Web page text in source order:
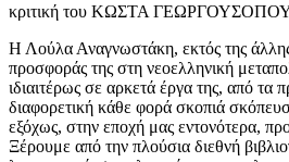
κριτική του ΚΩΣΤΑ
Η Λούλα Αναγνωστάκη, εκτός της
προσφοράς της στη νεοελληνική
ιδιαιτέρως σε αρκετά έργα της, από τα
διαφορετική κάθε φορά σκοπιά
εξόχως, στην εποχή μας εντονότερα,
Ξέρουμε από την πλούσια διεθνή